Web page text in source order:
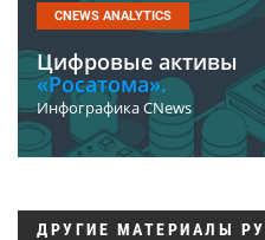
CNEWS ANALYTICS
Цифровые активы
«Росатома».
Инфографика CNews
ДРУГИЕ МАТЕРИАЛЫ